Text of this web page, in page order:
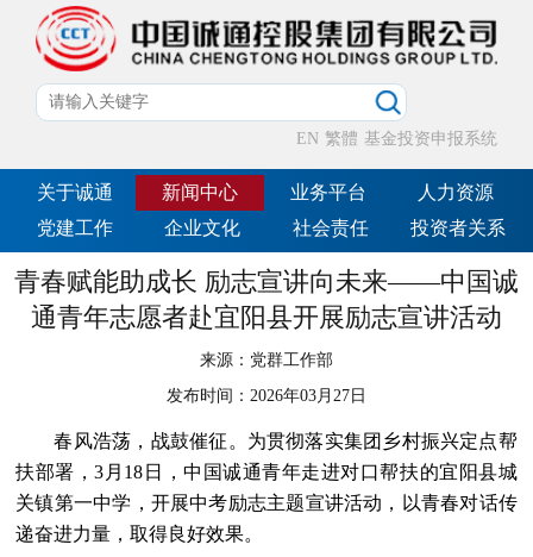
EN 繁體 基金投资申报系统
关于诚通 新闻中心 业务平台
人力资源
党建工作
企业文化 社会责任 投资者关系
青春赋能助成长 励志宣讲向未来——中国诚
通青年志愿者赴宜阳县开展励志宣讲活动
来源： 党群工作部
发布时间： 2026年03月27日
春风浩荡，战鼓催征。为贯彻落实集团乡村振兴定点帮
扶部署，3月18日，中国诚通青年走进对口帮扶的宜阳县城
关镇第一中学，开展中考励志主题宣讲活动，以青春对话传
递奋进力量，取得良好效果。